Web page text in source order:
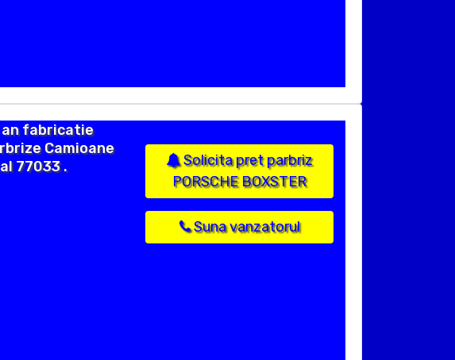
an fabricatie
Camioane
77033 .
Solicita pret parbriz
PORSCHE BOXSTER
Suna vanzatorul